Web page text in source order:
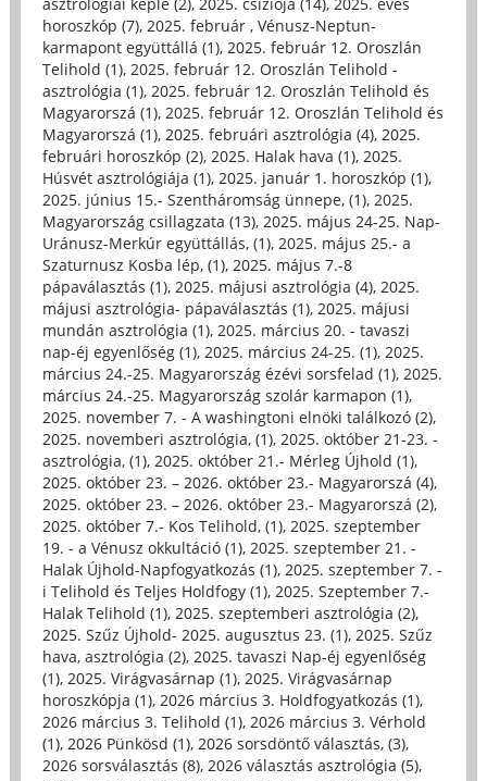
horoszkóp (7), 2025. február , Vénusz-Neptun-
karmapont együttállá (1), 2025. február 12. Oroszlán
Telihold (1), 2025. február 12. Oroszlán Telihold -
asztrológia (1), 2025. február 12. Oroszlán Telihold és
Magyarorszá (1), 2025. február 12. Oroszlán Telihold és
Magyarorszá (1), 2025. februári asztrológia (4), 2025.
februári horoszkóp (2), 2025. Halak hava (1), 2025.
Húsvét asztrológiája (1), 2025. január 1. horoszkóp (1),
2025. június 15.- Szentháromság ünnepe, (1), 2025.
Magyarország csillagzata (13), 2025. május 24-25. Nap-
Uránusz-Merkúr együttállás, (1), 2025. május 25.- a
Szaturnusz Kosba lép, (1), 2025. május 7.-8
pápaválasztás (1), 2025. májusi asztrológia (4), 2025.
májusi asztrológia- pápaválasztás (1), 2025. májusi
mundán asztrológia (1), 2025. március 20. - tavaszi
nap-éj egyenlőség (1), 2025. március 24-25. (1), 2025.
március 24.-25. Magyarország ézévi sorsfelad (1), 2025.
március 24.-25. Magyarország szolár karmapon (1),
2025. november 7. - A washingtoni elnöki találkozó (2),
2025. novemberi asztrológia, (1), 2025. október 21-23. -
asztrológia, (1), 2025. október 21.- Mérleg Újhold (1),
2025. október 23. – 2026. október 23.- Magyarorszá (4),
2025. október 23. – 2026. október 23.- Magyarorszá (2),
2025. október 7.- Kos Telihold, (1), 2025. szeptember
19. - a Vénusz okkultáció (1), 2025. szeptember 21. -
Halak Újhold-Napfogyatkozás (1), 2025. szeptember 7. -
i Telihold és Teljes Holdfogy (1), 2025. Szeptember 7.-
Halak Telihold (1), 2025. szeptemberi asztrológia (2),
2025. Szűz Újhold- 2025. augusztus 23. (1), 2025. Szűz
hava, asztrológia (2), 2025. tavaszi Nap-éj egyenlőség
(1), 2025. Virágvasárnap (1), 2025. Virágvasárnap
horoszkópja (1), 2026 március 3. Holdfogyatkozás (1),
2026 március 3. Telihold (1), 2026 március 3. Vérhold
(1), 2026 Pünkösd (1), 2026 sorsdöntő választás, (3),
2026 sorsválasztás (8), 2026 választás asztrológia (5),